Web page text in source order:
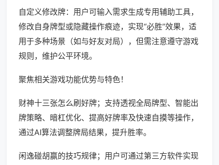
自定义修改牌：用户可输入需求生成专用辅助工具，
修改自身牌型或隐藏操作痕迹，实现“必胜”效果，适
用于多种场景（如与好友对局），但需注意遵守游戏
规则，维护公平环境。
聚焦相关游戏功能优势与特色！
财神十三张怎么刷好牌；支持透视全局牌型、智能出
牌策略、暗杠优化、提高好牌率及快速自摸等操作，
通过AI算法调整牌局结果，提升胜率。
闲逸碰胡赢的技巧规律；用户可通过第三方软件实现